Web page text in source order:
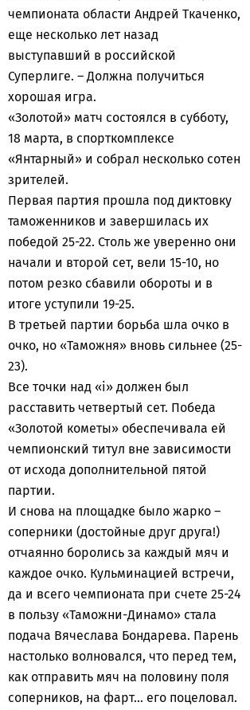
чемпионата области Андрей Ткаченко,
еще несколько лет назад
выступавший в российской
Суперлиге. – Должна получиться
хорошая игра.
«Золотой» матч состоялся в субботу,
18 марта, в спорткомплексе
«Янтарный» и собрал несколько сотен
зрителей.
Первая партия прошла под диктовку
таможенников и завершилась их
победой 25-22. Столь же уверенно они
начали и второй сет, вели 15-10, но
потом резко сбавили обороты и в
итоге уступили 19-25.
В третьей партии борьба шла очко в
очко, но «Таможня» вновь сильнее (25-
23).
Все точки над «i» должен был
расставить четвертый сет. Победа
«Золотой кометы» обеспечивала ей
чемпионский титул вне зависимости
от исхода дополнительной пятой
партии.
И снова на площадке было жарко –
соперники (достойные друг друга!)
отчаянно боролись за каждый мяч и
каждое очко. Кульминацией встречи,
да и всего чемпионата при счете 25-24
в пользу «Таможни-Динамо» стала
подача Вячеслава Бондарева. Парень
настолько волновался, что перед тем,
как отправить мяч на половину поля
соперников, на фарт… его поцеловал.